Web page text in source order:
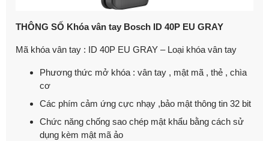
THÔNG SỐ Khóa vân tay Bosch ID 40P EU GRAY
Mã khóa vân tay : ID 40P EU GRAY – Loại khóa vân tay
Phương thức mở khóa : vân tay , mật mã , thẻ , chìa
cơ
Các phím cảm ứng cực nhạy ,bảo mật thông tin 32 bit
Chức năng chống sao chép mật khẩu bằng cách sử
dụng kèm mật mã ảo